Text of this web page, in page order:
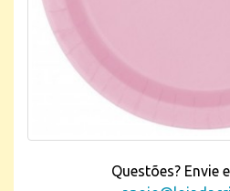
Questões? Envie